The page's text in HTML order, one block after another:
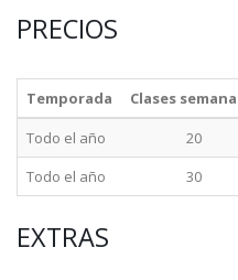
PRECIOS
Temporada Clases
Todo el año 20
Todo el año 30
EXTRAS